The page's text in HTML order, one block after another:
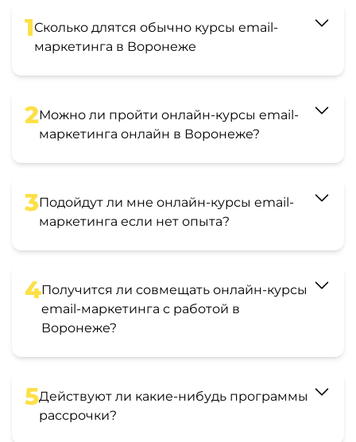
1Сколько длятся обычно курсы email-
маркетинга в Воронеже
2Можно ли пройти онлайн-курсы email-
маркетинга онлайн в Воронеже?
3Подойдут ли мне онлайн-курсы email-
маркетинга если нет опыта?
4Получится ли совмещать онлайн-курсы
email-маркетинга с работой в
Воронеже?
5Действуют ли какие-нибудь программы
рассрочки?